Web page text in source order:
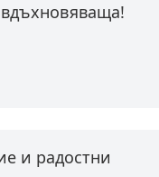
и радостни